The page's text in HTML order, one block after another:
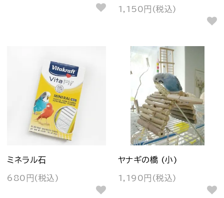
1,150円(税込)
ミネラル石
680円(税込)
ヤナギの橋 (小)
1,190円(税込)